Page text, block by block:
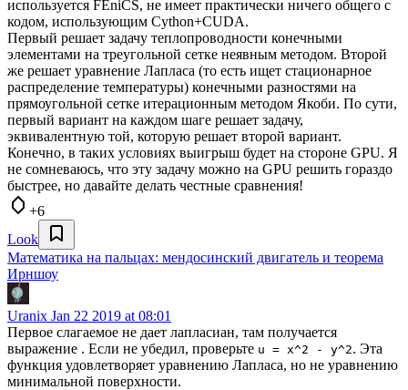
используется FEniCS, не имеет практически ничего общего с
кодом, использующим Cython+CUDA.
Первый решает задачу теплопроводности конечными
элементами на треугольной сетке неявным методом. Второй
же решает уравнение Лапласа (то есть ищет стационарное
распределение температуры) конечными разностями на
прямоугольной сетке итерационным методом Якоби. По сути,
первый вариант на каждом шаге решает задачу,
эквивалентную той, которую решает второй вариант.
Конечно, в таких условиях выигрыш будет на стороне GPU. Я
не сомневаюсь, что эту задачу можно на GPU решить гораздо
быстрее, но давайте делать честные сравнения!
+6
Look
Математика на пальцах: мендосинский двигатель и теорема
Ирншоу
Uranix Jan 22 2019 at 08:01
Первое слагаемое не дает лапласиан, там получается
выражение . Если не убедил, проверьте u = x^2 - y^2. Эта
функция удовлетворяет уравнению Лапласа, но не уравнению
минимальной поверхности.